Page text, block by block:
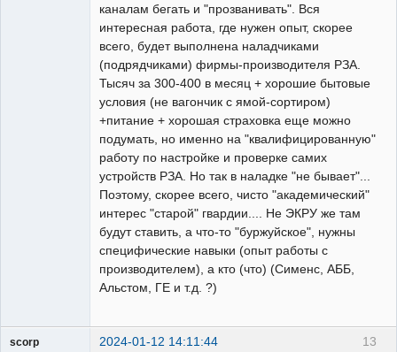
каналам бегать и "прозванивать". Вся
интересная работа, где нужен опыт, скорее
всего, будет выполнена наладчиками
(подрядчиками) фирмы-производителя РЗА.
Тысяч за 300-400 в месяц + хорошие бытовые
условия (не вагончик с ямой-сортиром)
+питание + хорошая страховка еще можно
подумать, но именно на "квалифицированную"
работу по настройке и проверке самих
устройств РЗА. Но так в наладке "не бывает"...
Поэтому, скорее всего, чисто "академический"
интерес "старой" гвардии.... Не ЭКРУ же там
будут ставить, а что-то "буржуйское", нужны
специфические навыки (опыт работы с
производителем), а кто (что) (Сименс, АББ,
Альстом, ГЕ и т.д. ?)
13
scorp 2024-01-12 14:11:44